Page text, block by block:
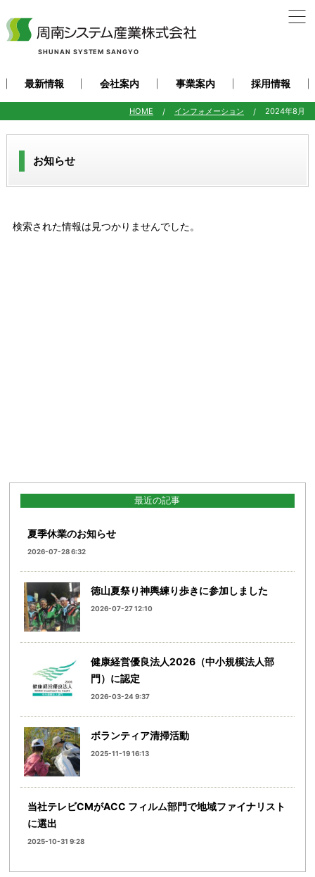
SHUNAN SYSTEM SANGYO
最新情報 会社案内 事業案内 採用情報
HOME インフォメーション 2024年8月
お知らせ
検索された情報は見つかりませんでした。
最近の記事
夏季休業のお知らせ
2026-07-28 6:32
徳山夏祭り神輿練り歩きに参加しました
2026-07-27 12:10
健康経営優良法人2026（中小規模法人部
門）に認定
2026-03-24 9:37
ボランティア清掃活動
2025-11-19 16:13
当社テレビCMがACC フィルム部門で地域ファイナリスト
に選出
2025-10-31 9:28